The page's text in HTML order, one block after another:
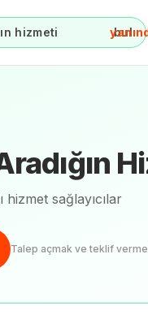
hizmeti bul
sağlayıcılar
Talep açmak ve teklif